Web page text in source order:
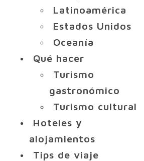
Latinoamérica
Estados Unidos
Oceanía
Qué hacer
Turismo
gastronómico
Turismo cultural
Hoteles y
alojamientos
Tips de viaje